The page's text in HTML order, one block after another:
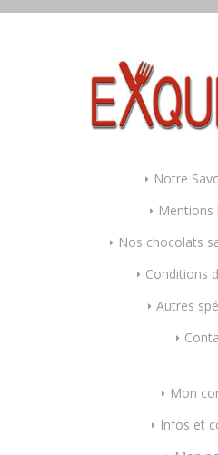
Notre
Mentions
Nos chocolats
Conditions
Autres
Mon
Infos et